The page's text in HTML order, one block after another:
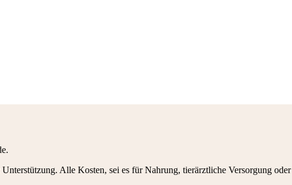
Alle Kosten, sei es für Nahrung, tierärztliche Versorgung